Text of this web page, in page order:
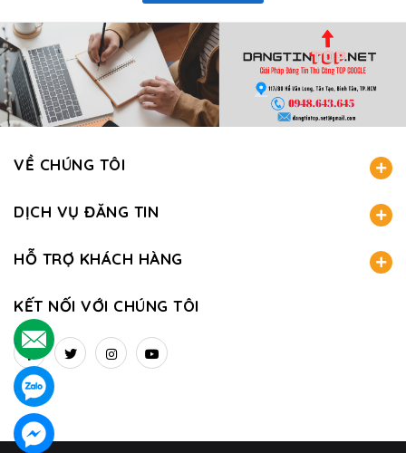
VỀ CHÚNG TÔI
DỊCH VỤ ĐĂNG TIN
HỖ TRỢ KHÁCH HÀNG
KẾT NỐI VỚI CHÚNG TÔI
.
.
.